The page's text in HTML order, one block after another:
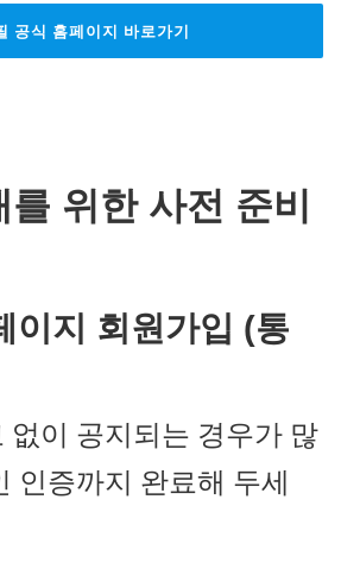
공식 홈페이지 바로가기
를 위한 사전 준비
이지 회원가입 (통
없이 공지되는 경우가 많
인증까지 완료해 두세